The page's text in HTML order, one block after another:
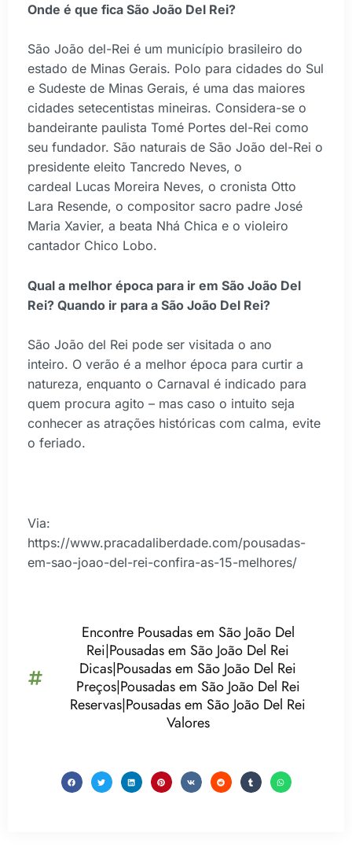
Onde é que fica São João Del Rei?
São João del-Rei é um município brasileiro do
estado de Minas Gerais. Polo para cidades do Sul
e Sudeste de Minas Gerais, é uma das maiores
cidades setecentistas mineiras. Considera-se o
bandeirante paulista Tomé Portes del-Rei como
seu fundador. São naturais de São João del-Rei o
presidente eleito Tancredo Neves, o
cardeal Lucas Moreira Neves, o cronista Otto
Lara Resende, o compositor sacro padre José
Maria Xavier, a beata Nhá Chica e o violeiro
cantador Chico Lobo.
Qual a melhor época para ir em São João Del
Rei? Quando ir para a São João Del Rei?
São João del Rei pode ser visitada o ano
inteiro. O verão é a melhor época para curtir a
natureza, enquanto o Carnaval é indicado para
quem procura agito – mas caso o intuito seja
conhecer as atrações históricas com calma, evite
o feriado.
Via:
https://www.pracadaliberdade.com/pousadas-
em-sao-joao-del-rei-confira-as-15-melhores/
Encontre Pousadas em São João Del
Rei|Pousadas em São João Del Rei
Dicas|Pousadas em São João Del Rei
Preços|Pousadas em São João Del Rei
Reservas|Pousadas em São João Del Rei
Valores